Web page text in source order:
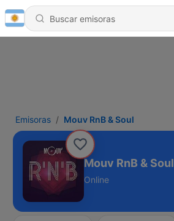
Emisoras Mouv RnB & Soul
Mouv RnB & Soul
Online